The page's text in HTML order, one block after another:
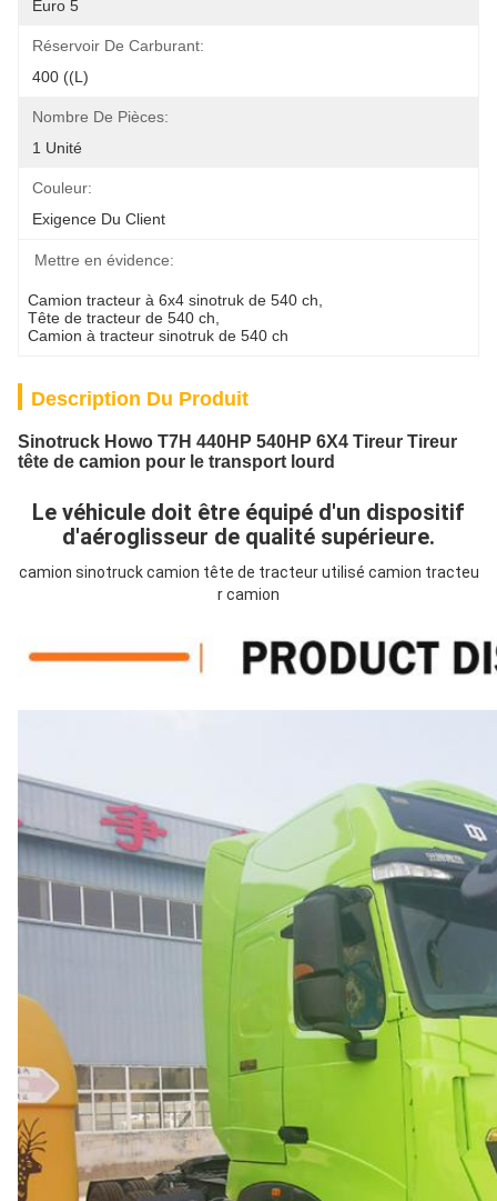
Euro 5
Réservoir De Carburant:
400 ((l)
Nombre De Pièces:
1 Unité
Couleur:
Exigence Du Client
Mettre en évidence:
Camion tracteur à 6x4 sinotruk de 540 ch
Tête de tracteur de 540 ch
Camion à tracteur sinotruk de 540 ch
Description Du Produit
Sinotruck Howo T7H 440HP 540HP 6X4 Tireur Tireur
tête de camion pour le transport lourd
Le véhicule doit être équipé d'un dispositif
d'aéroglisseur de qualité supérieure.
camion sinotruck camion tête de tracteur utilisé camion tracteu
r camion